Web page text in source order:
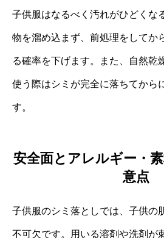
子供服はなるべく汚れがひどくな
物を溜め込まず、前処理をしてか
る確率を下げます。また、自然乾
使う際はシミが完全に落ちてから
す。
安全面とアレルギー・
意点
子供服のシミ落としでは、子供の
不可欠です。用いる溶剤や洗剤が